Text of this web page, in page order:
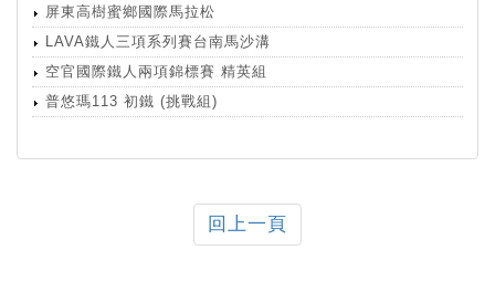
屏東高樹蜜鄉國際馬拉松
LAVA鐵人三項系列賽台南馬沙溝
空官國際鐵人兩項錦標賽 精英組
普悠瑪113 初鐵 (挑戰組)
回上一頁